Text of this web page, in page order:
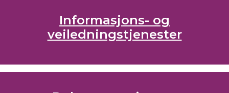
Informasjons- og
veiledningstjenester